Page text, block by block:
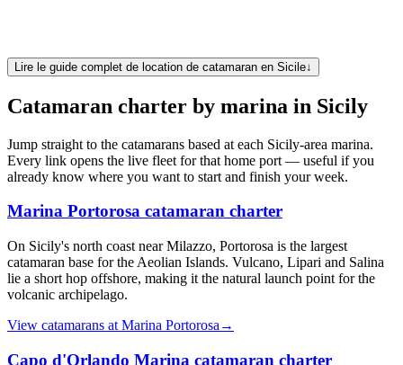
Lire le guide complet de location de catamaran en Sicile↓
Catamaran charter by marina in Sicily
Jump straight to the catamarans based at each Sicily-area marina.
Every link opens the live fleet for that home port — useful if you
already know where you want to start and finish your week.
Marina Portorosa catamaran charter
On Sicily's north coast near Milazzo, Portorosa is the largest
catamaran base for the Aeolian Islands. Vulcano, Lipari and Salina
lie a short hop offshore, making it the natural launch point for the
volcanic archipelago.
View catamarans at Marina Portorosa →
Capo d'Orlando Marina catamaran charter